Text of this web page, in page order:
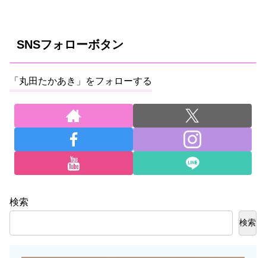
SNSフォローボタン
「丸田たかあき」をフォローする
検索
検索